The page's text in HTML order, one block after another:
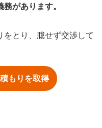
があります。
をとり、臆せず交渉して
もりを取得